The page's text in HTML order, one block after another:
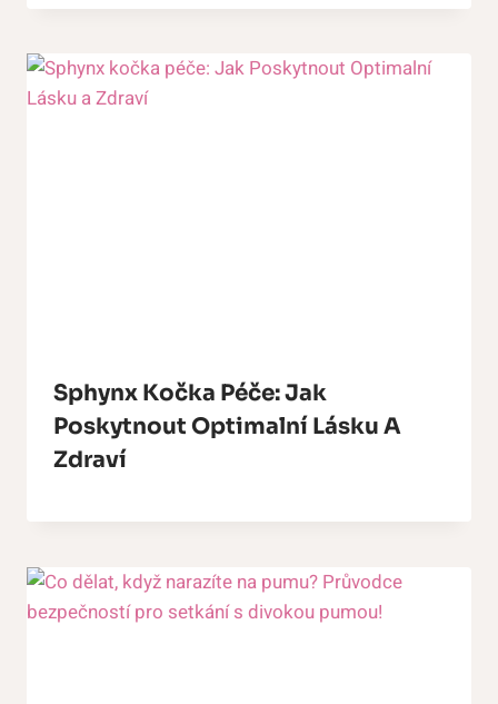
Sphynx Kočka Péče: Jak
Poskytnout Optimalní Lásku A
Zdraví